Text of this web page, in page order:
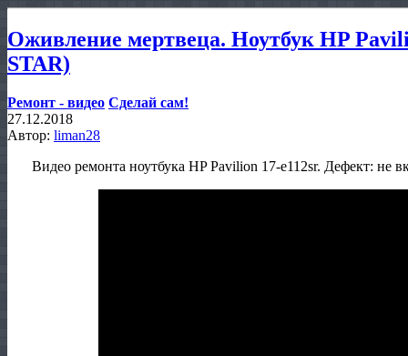
Оживление мертвеца. Ноутбук HP
STAR)
Ремонт - видео Сделай сам!
27.12.2018
Автор: liman28
Видео ремонта ноутбука HP Pavilion 17-e112sr. Дефект: не